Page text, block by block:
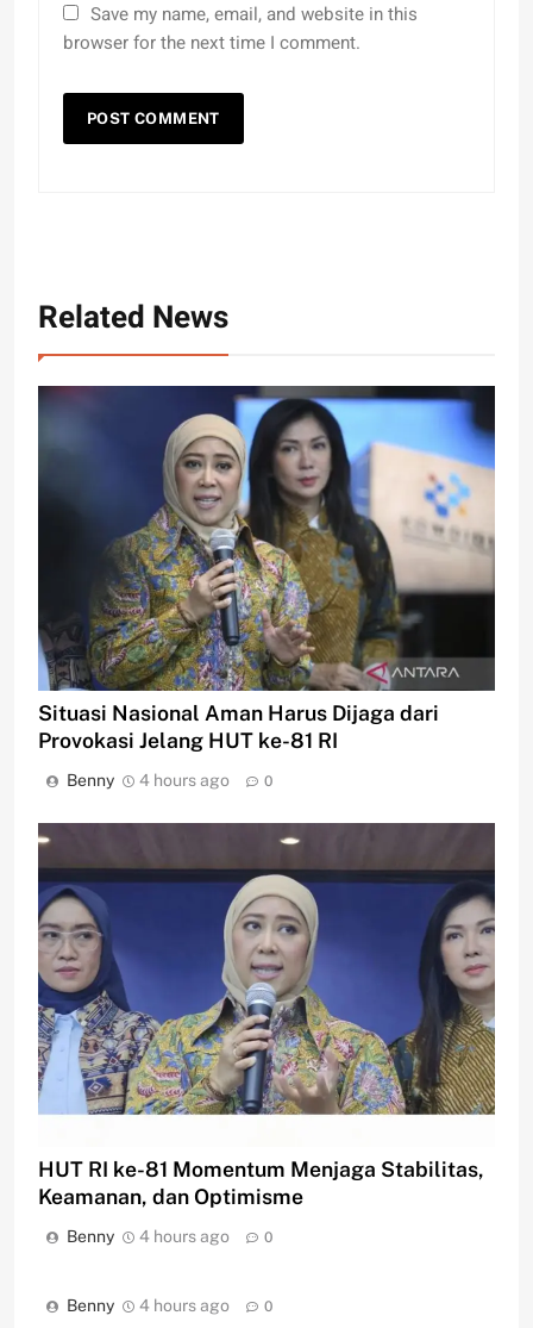
Save my name, email, and website in this
browser for the next time I comment.
Related News
Situasi Nasional Aman Harus Dijaga dari
Provokasi Jelang HUT ke-81 RI
Benny 4 hours ago 0
HUT RI ke-81 Momentum Menjaga Stabilitas,
Keamanan, dan Optimisme
Benny 4 hours ago 0
Benny 4 hours ago 0